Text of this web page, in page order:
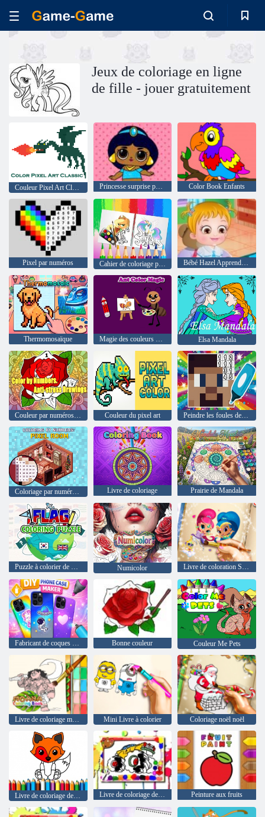
Jeux de coloriage en ligne
de fille - jouer gratuitement
Couleur Pixel Art Classic Princesse surprise popsy Color Book Enfants
Pixel par numéros Cahier de coloriage poney doux Bébé Hazel Apprend véhicules
Thermomosaïque Magie des couleurs des fourmis Elsa Mandala
Couleur par numéros. Dessins anti-stress Couleur du pixel art Peindre les foules de mines
Livre de coloriage Prairie de Mandala
Puzzle à colorier de drapeau Numicolor Livre de coloration Shimmer and Shine
Fabricant de coques de téléphone DIY Bonne couleur Couleur Me Pets
Livre de coloriage moana Mini Livre à colorier Coloriage noël noël
Livre de coloriage de camion monstre Peinture aux fruits